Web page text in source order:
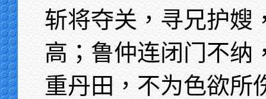
斩将夺关，寻兄护嫂
高；鲁仲连闭门不纳
重丹田，不为色欲所